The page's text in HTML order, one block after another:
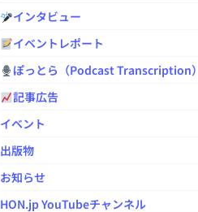
インタビュー
イベントレポート
ぽっとら（Podcast Transcription）
記事広告
イベント
出版物
お知らせ
HON.jp YouTubeチャンネル